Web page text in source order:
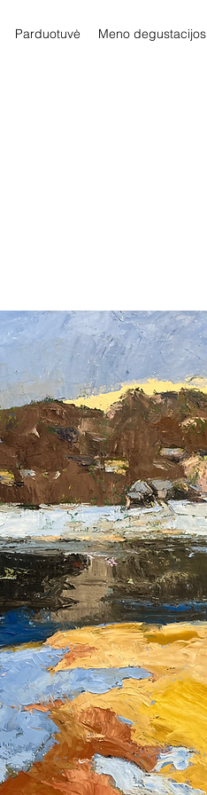
Parduotuvė Meno degustacijos